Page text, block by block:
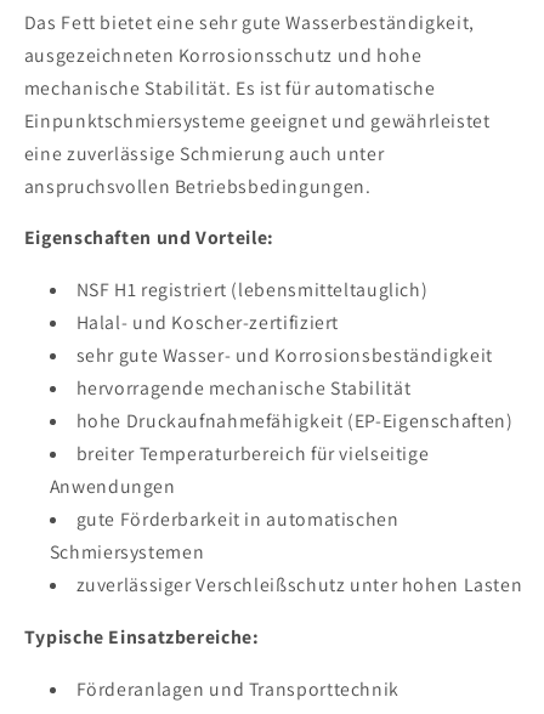
Das Fett bietet eine sehr gute Wasserbeständigkeit,
ausgezeichneten Korrosionsschutz und hohe
mechanische Stabilität. Es ist für automatische
Einpunktschmiersysteme geeignet und gewährleistet
eine zuverlässige Schmierung auch unter
anspruchsvollen Betriebsbedingungen.
Eigenschaften und Vorteile:
NSF H1 registriert (lebensmitteltauglich)
Halal- und Koscher-zertifiziert
sehr gute Wasser- und Korrosionsbeständigkeit
hervorragende mechanische Stabilität
hohe Druckaufnahmefähigkeit (EP-Eigenschaften)
breiter Temperaturbereich für vielseitige
Anwendungen
gute Förderbarkeit in automatischen
Schmiersystemen
zuverlässiger Verschleißschutz unter hohen Lasten
Typische Einsatzbereiche:
Förderanlagen und Transporttechnik